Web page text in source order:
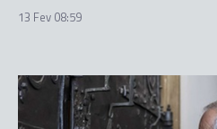
13 Fev 08:59